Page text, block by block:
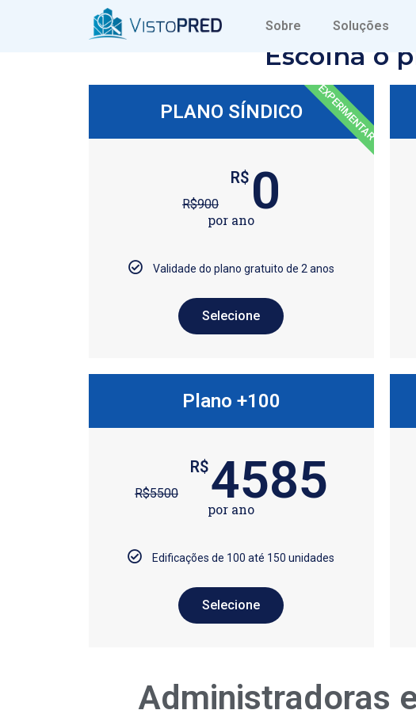
Sobre Soluções
Escolha o
PLANO SÍNDICO
R$900
R$ 0
por ano
Validade do plano gratuito de 2 anos
Selecione
EXPERIMENTAR
Plano +100
R$5500
R$4585
por ano
Edificações de 100 até 150 unidades
Selecione
Administradoras